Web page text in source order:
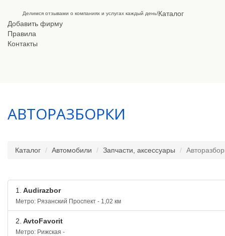
Делимся отзывами о компаниях и услугах каждый день!Каталог
Добавить фирму
Правила
Контакты
АВТОРАЗБОРКИ
Каталог Автомобили Запчасти, аксессуары
1. Audirazbor
Метро: Рязанский Проспект - 1,02 км
2. AvtoFavorit
Метро: Рижская -